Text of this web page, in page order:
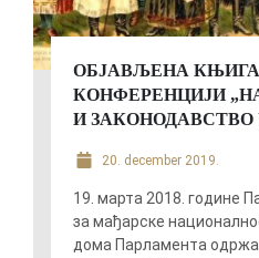
ОБЈАВЉЕНА
КОНФЕРЕНЦИЈИ
И
20. december 2019.
19. марта 2018. године
за мађарске
дома Парламента